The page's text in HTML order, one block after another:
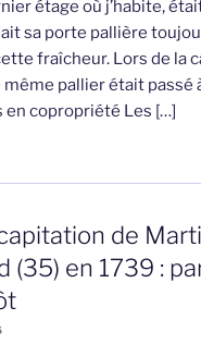
étage où j’habite,
sa porte pallière
fraîcheur. Lors de la
pallier était passé
copropriété Les […]
de
(35) en 1739 :